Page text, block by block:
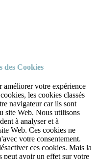
des Cookies
votre expérience
les cookies classés
navigateur car ils sont
site Web. Nous utilisons
à analyser et à
Web. Ces cookies ne
votre consentement.
ces cookies. Mais la
peut avoir un effet sur votre